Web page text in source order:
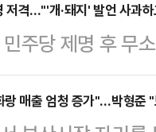
저격…"'개·돼지' 발언 사과
주당 제명 후 무
본질을 흐리기
수 없는 표현을
매출 엄청 증가"…박형준